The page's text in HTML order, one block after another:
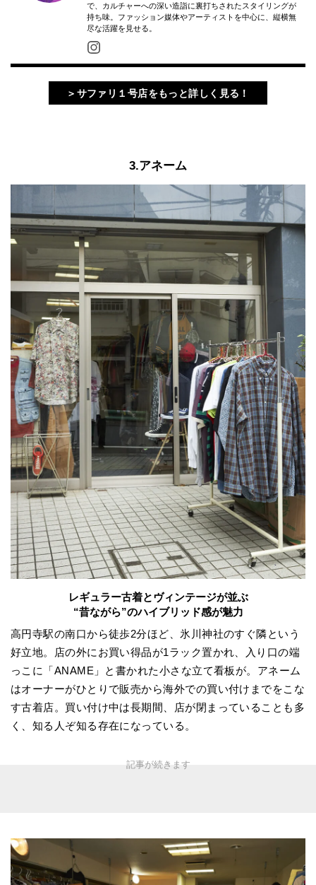
で、カルチャーへの深い造詣に裏打ちされたスタイリングが
持ち味。ファッション媒体やアーティストを中心に、縦横無
尽な活躍を見せる。
＞サファリ１号店をもっと詳しく見る！
3.アネーム
レギュラー古着とヴィンテージが並ぶ
“昔ながら”のハイブリッド感が魅力
高円寺駅の南口から徒歩2分ほど、氷川神社のすぐ隣という
好立地。店の外にお買い得品が1ラック置かれ、入り口の端
っこに「ANAME」と書かれた小さな立て看板が。アネーム
はオーナーがひとりで販売から海外での買い付けまでをこな
す古着店。買い付け中は長期間、店が閉まっていることも多
く、知る人ぞ知る存在になっている。